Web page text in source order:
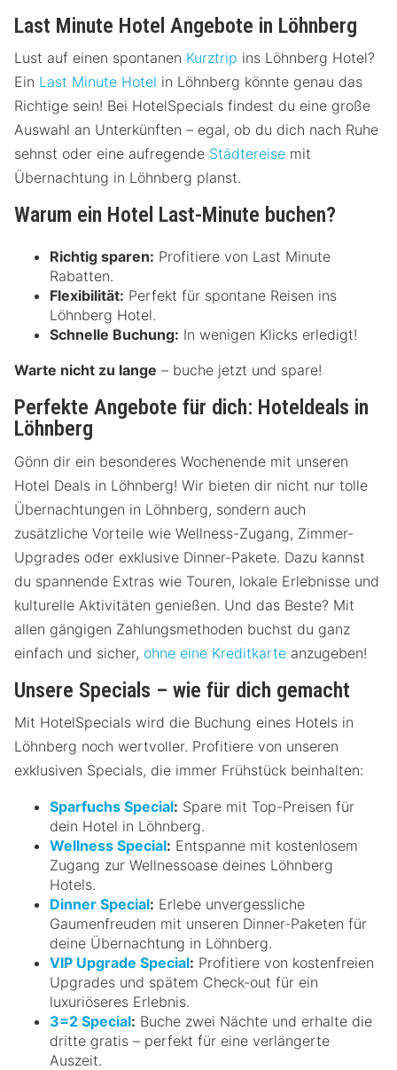
Last Minute Hotel Angebote in Löhnberg
Lust auf einen spontanen Kurztrip ins Löhnberg Hotel?
Ein Last Minute Hotel in Löhnberg könnte genau das
Richtige sein! Bei HotelSpecials findest du eine große
Auswahl an Unterkünften – egal, ob du dich nach Ruhe
sehnst oder eine aufregende Städtereise mit
Übernachtung in Löhnberg planst.
Warum ein Hotel Last-Minute buchen?
Richtig sparen: Profitiere von Last Minute
Rabatten.
Flexibilität: Perfekt für spontane Reisen ins
Löhnberg Hotel.
Schnelle Buchung: In wenigen Klicks erledigt!
Warte nicht zu lange – buche jetzt und spare!
Perfekte Angebote für dich: Hoteldeals in
Löhnberg
Gönn dir ein besonderes Wochenende mit unseren
Hotel Deals in Löhnberg! Wir bieten dir nicht nur tolle
Übernachtungen in Löhnberg, sondern auch
zusätzliche Vorteile wie Wellness-Zugang, Zimmer-
Upgrades oder exklusive Dinner-Pakete. Dazu kannst
du spannende Extras wie Touren, lokale Erlebnisse und
kulturelle Aktivitäten genießen. Und das Beste? Mit
allen gängigen Zahlungsmethoden buchst du ganz
einfach und sicher, ohne eine Kreditkarte anzugeben!
Unsere Specials – wie für dich gemacht
Mit HotelSpecials wird die Buchung eines Hotels in
Löhnberg noch wertvoller. Profitiere von unseren
exklusiven Specials, die immer Frühstück beinhalten:
Sparfuchs Special: Spare mit Top-Preisen für
dein Hotel in Löhnberg.
Wellness Special: Entspanne mit kostenlosem
Zugang zur Wellnessoase deines Löhnberg
Hotels.
Dinner Special: Erlebe unvergessliche
Gaumenfreuden mit unseren Dinner-Paketen für
deine Übernachtung in Löhnberg.
VIP Upgrade Special: Profitiere von kostenfreien
Upgrades und spätem Check-out für ein
luxuriöseres Erlebnis.
3=2 Special: Buche zwei Nächte und erhalte die
dritte gratis – perfekt für eine verlängerte
Auszeit.